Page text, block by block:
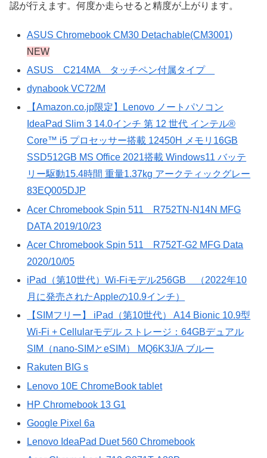
認が行えます。何度か走らせると精度が上がります。
ASUS Chromebook CM30 Detachable(CM3001)
NEW
ASUS C214MA タッチペン付属タイプ
dynabook VC72/M
【Amazon.co.jp限定】Lenovo ノートパソコン
IdeaPad Slim 3 14.0インチ 第 12 世代 インテル®
Core™ i5 プロセッサー搭載 12450H メモリ16GB
SSD512GB MS Office 2021搭載 Windows11 バッテ
リー駆動15.4時間 重量1.37kg アークティックグレー
83EQ005DJP
Acer Chromebook Spin 511 R752TN-N14N MFG
DATA 2019/10/23
Acer Chromebook Spin 511 R752T-G2 MFG Data
2020/10/05
iPad（第10世代）Wi-Fiモデル256GB （2022年10
月に発売されたAppleの10.9インチ）
【SIMフリー】 iPad（第10世代） A14 Bionic 10.9型
Wi-Fi + Cellularモデル ストレージ：64GBデュアル
SIM（nano-SIMとeSIM） MQ6K3J/A ブルー
Rakuten BIG s
Lenovo 10E ChromeBook tablet
HP Chromebook 13 G1
Google Pixel 6a
Lenovo IdeaPad Duet 560 Chromebook